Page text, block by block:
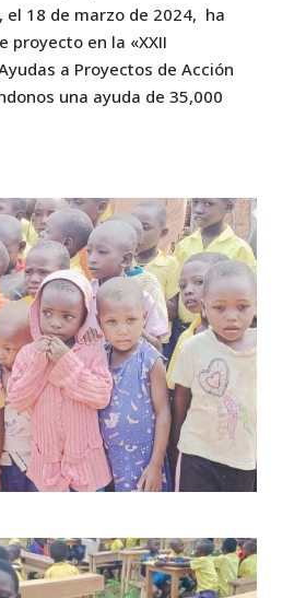
el 18 de marzo de 2024, ha
proyecto en la «XXII
a Proyectos de Acción
una ayuda de 35,000